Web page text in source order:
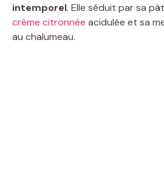
intemporel. Elle séduit par sa
crème citronnée acidulée et sa
au chalumeau.